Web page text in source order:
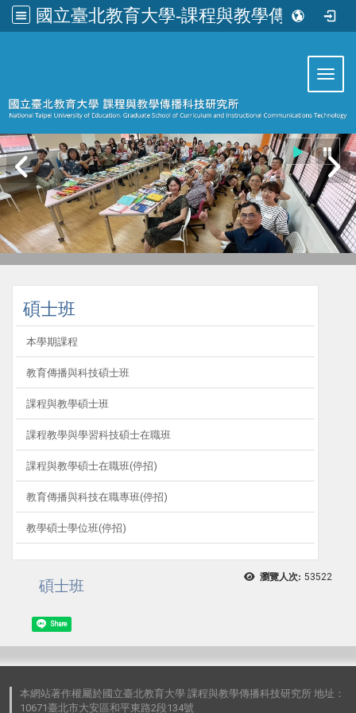
國立臺北教育大學-課程與教學傳播科技研究所
碩士班
本學期課程
教育傳播與科技碩士班
課程與教學碩士班
課程教學與學習科技碩士在職班
課程與教學碩士在職班(停招)
教育傳播與科技在職專班(停招)
教學碩士學位班(停招)
瀏覽人次: 53522
碩士班
Share
本網站著作權屬於國立臺北教育大學 課程與教學傳播科技研究所 地址：
10671臺北市大安區和平東路2段134號